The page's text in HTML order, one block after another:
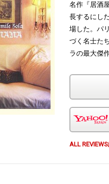
名作『居酒
長するにし
場した。パ
づく名士た
ラの最大傑作
ALL